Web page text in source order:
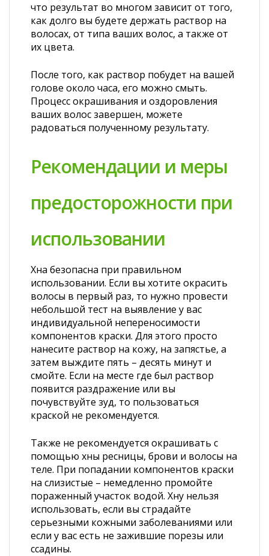
что результат во многом зависит от того,
как долго вы будете держать раствор на
волосах, от типа ваших волос, а также от
их цвета.
После того, как раствор побудет на вашей
голове около часа, его можно смыть.
Процесс окрашивания и оздоровления
ваших волос завершен, можете
радоваться полученному результату.
Рекомендации и меры
предосторожности при
использовании
Хна безопасна при правильном
использовании. Если вы хотите окрасить
волосы в первый раз, то нужно провести
небольшой тест на выявление у вас
индивидуальной непереносимости
компонентов краски. Для этого просто
нанесите раствор на кожу, на запястье, а
затем выждите пять – десять минут и
смойте. Если на месте где был раствор
появится раздражение или вы
почувствуйте зуд, то пользоваться
краской не рекомендуется.
Также не рекомендуется окрашивать с
помощью хны ресницы, брови и волосы на
теле. При попадании компонентов краски
на слизистые – немедленно промойте
пораженный участок водой. Хну нельзя
использовать, если вы страдайте
серьезными кожными заболеваниями или
если у вас есть не зажившие порезы или
ссадины.